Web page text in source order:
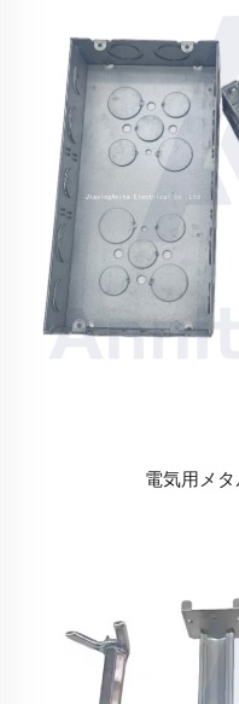
電気用メ